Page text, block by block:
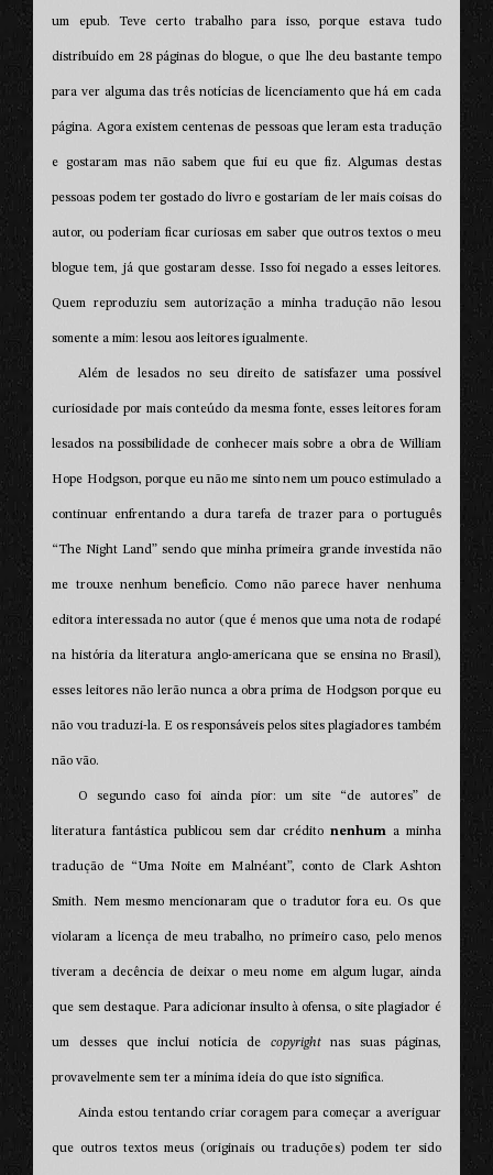
um epub. Teve certo trabalho para isso, porque estava tudo
distribuído em 28 páginas do blogue, o que lhe deu bastante tempo
para ver alguma das três notícias de licenciamento que há em cada
página. Agora existem centenas de pessoas que leram esta tradução
e gostaram mas não sabem que fui eu que fiz. Algumas destas
pessoas podem ter gostado do livro e gostariam de ler mais coisas do
autor, ou poderiam ficar curiosas em saber que outros textos o meu
blogue tem, já que gostaram desse. Isso foi negado a esses leitores.
Quem reproduziu sem autorização a minha tradução não lesou
somente a mim: lesou aos leitores igualmente.
Além de lesados no seu direito de satisfazer uma possível
curiosidade por mais conteúdo da mesma fonte, esses leitores foram
lesados na possibilidade de conhecer mais sobre a obra de William
Hope Hodgson, porque eu não me sinto nem um pouco estimulado a
continuar enfrentando a dura tarefa de trazer para o português
“The Night Land” sendo que minha primeira grande investida não
me trouxe nenhum benefício. Como não parece haver nenhuma
editora interessada no autor (que é menos que uma nota de rodapé
na história da literatura anglo-americana que se ensina no Brasil),
esses leitores não lerão nunca a obra prima de Hodgson porque eu
não vou traduzi-la. E os responsáveis pelos sites plagiadores também
não vão.
O segundo caso foi ainda pior: um site “de autores” de
literatura fantástica publicou sem dar créditonenhum a minha
tradução de “Uma Noite em Malnéant”, conto de Clark Ashton
Smith. Nem mesmo mencionaram que o tradutor fora eu. Os que
violaram a licença de meu trabalho, no primeiro caso, pelo menos
tiveram a decência de deixar o meu nome em algum lugar, ainda
que sem destaque. Para adicionar insulto à ofensa, o site plagiador é
um desses que inclui notícia de copyrightnas suas páginas,
provavelmente sem ter a mínima ideia do que isto significa.
Ainda estou tentando criar coragem para começar a averiguar
que outros textos meus (originais ou traduções) podem ter sido